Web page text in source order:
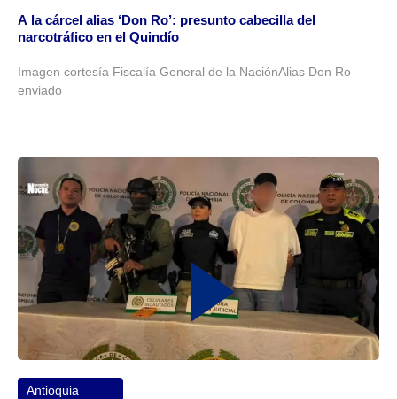
A la cárcel alias ‘Don Ro’: presunto cabecilla del
narcotráfico en el Quindío
Imagen cortesía Fiscalía General de la NaciónAlias Don Ro
enviado
Antioquia